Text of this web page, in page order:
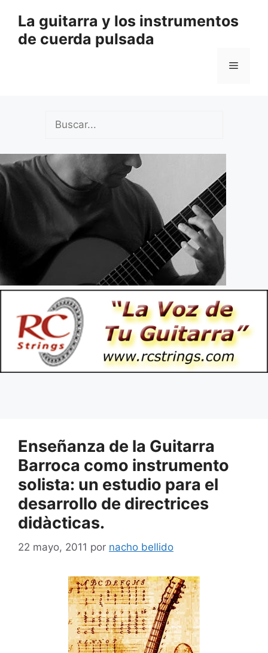
contenido
La guitarra y los instrumentos
de cuerda pulsada
Menú
Enseñanza de la Guitarra
Barroca como instrumento
solista: un estudio para el
desarrollo de directrices
didàcticas.
22 mayo, 2011 por nacho bellido